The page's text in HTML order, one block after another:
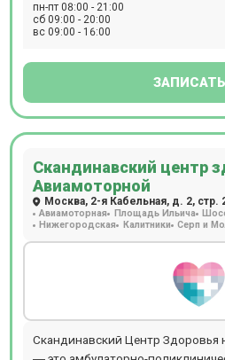
томография выполняется на
Обследование можно пройти с
пн-пт 08:00 - 21:00
сб 09:00 - 20:00
вс 09:00 - 16:00
Скандинавский центр
Авиамоторной
Москва, 2-я Кабельная, д. 2, стр.
Авиамоторная Площадь Ильича
Нижегородская
Калитники Серп и
Скандинавский Центр Здоровья